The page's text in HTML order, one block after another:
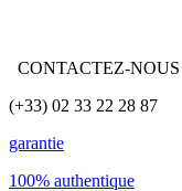
CONTACTEZ-NOUS
(+33) 02 33 22 28 87
garantie
100% authentique